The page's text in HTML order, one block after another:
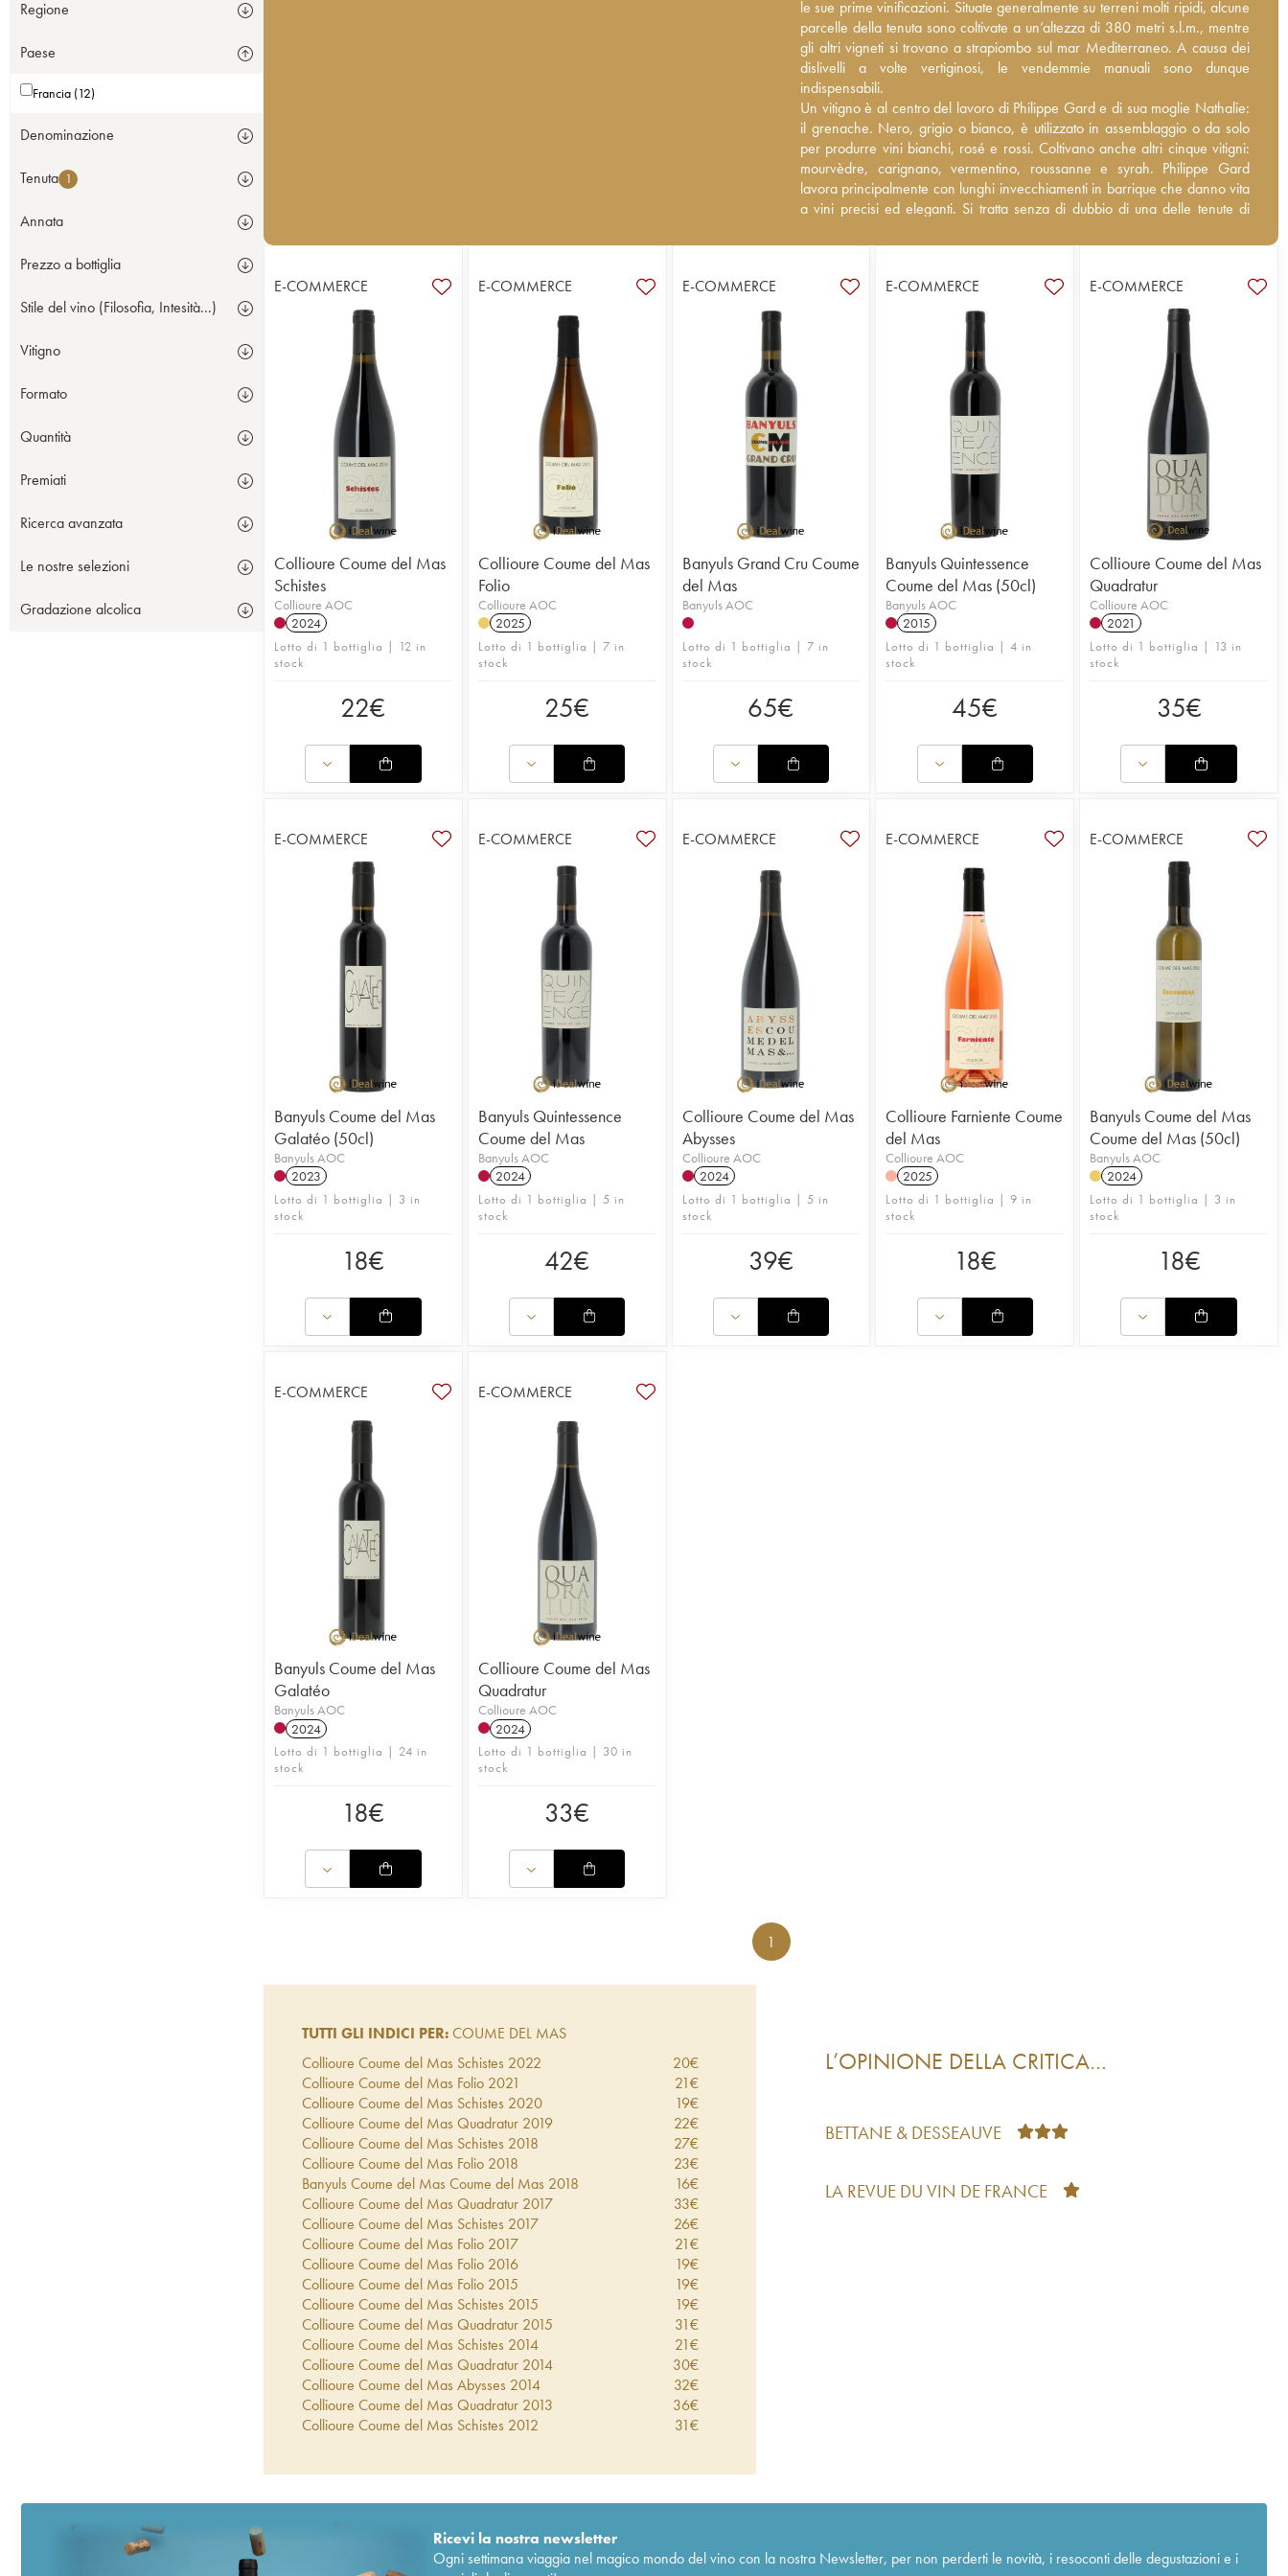
Regione
Paese
Francia (12)
Denominazione
Tenuta 1
Annata
Prezzo a bottiglia
Stile del vino (Filosofia, Intesità...)
Vitigno
Formato
Quantità
Premiati
Ricerca avanzata
Le nostre selezioni
Gradazione alcolica
sue prime vinificazioni. Situate generalmente su terreni molti ripidi, alcune
parcelle della tenuta sono coltivate a un’altezza di 380 metri s.l.m., mentre gli
altri vigneti si trovano a strapiombo sul mar Mediterraneo. A causa dei
dislivelli a volte vertiginosi, le vendemmie manuali sono dunque
indispensabili.
Un vitigno è al centro del lavoro di Philippe Gard e di sua moglie Nathalie: il
grenache. Nero, grigio o bianco, è utilizzato in assemblaggio o da solo per
produrre vini bianchi, rosé e rossi. Coltivano anche altri cinque vitigni:
mourvèdre, carignano, vermentino, roussanne e syrah. Philippe Gard lavora
principalmente con lunghi invecchiamenti in barrique che danno vita a vini
precisi ed eleganti. Si tratta senza di dubbio di una delle tenute di riferimento
regione. Che aspettate a scoprirla?
le sue prime vinificazioni. Situate generalmente su terreni molti ripidi, alcune
parcelle della tenuta sono coltivate a un’altezza di 380 metri s.l.m., mentre
gli altri vigneti si trovano a strapiombo sul mar Mediterraneo. A causa dei
dislivelli a volte vertiginosi, le vendemmie manuali sono dunque
indispensabili.
Un vitigno è al centro del lavoro di Philippe Gard e di sua moglie Nathalie:
il grenache. Nero, grigio o bianco, è utilizzato in assemblaggio o da solo
per produrre vini bianchi, rosé e rossi. Coltivano anche altri cinque vitigni:
mourvèdre, carignano, vermentino, roussanne e syrah. Philippe Gard
lavora principalmente con lunghi invecchiamenti in barrique che danno vita
a vini precisi ed eleganti. Si tratta senza di dubbio di una delle tenute di
preferite della regione. Che aspettate a scoprirla?
E-COMMERCE
Collioure Coume del Mas
Schistes
Collioure AOC
2024
Lotto di 1 bottiglia | 12 in
stock
22€
E-COMMERCE
Collioure Coume del Mas
Folio
Collioure AOC
2025
Lotto di 1 bottiglia | 7 in
stock
25€
E-COMMERCE
Banyuls Grand Cru Coume
del Mas
Banyuls AOC
Lotto di 1 bottiglia | 7 in
stock
65€
E-COMMERCE
Banyuls Quintessence
Coume del Mas (50cl)
Banyuls AOC
2015
Lotto di 1 bottiglia | 4 in
stock
45€
E-COMMERCE
Collioure Coume del Mas
Quadratur
Collioure AOC
2021
Lotto di 1 bottiglia | 13 in
stock
35€
E-COMMERCE
Banyuls Coume del Mas
Galatéo (50cl)
Banyuls AOC
2023
Lotto di 1 bottiglia | 3 in
stock
18€
E-COMMERCE
Banyuls Quintessence
Coume del Mas
Banyuls AOC
2024
Lotto di 1 bottiglia | 5 in
stock
42€
E-COMMERCE
Collioure Coume del Mas
Abysses
Collioure AOC
2024
Lotto di 1 bottiglia | 5 in
stock
39€
E-COMMERCE
Collioure Farniente Coume
del Mas
Collioure AOC
2025
Lotto di 1 bottiglia | 9 in
stock
18€
E-COMMERCE
Banyuls Coume del Mas
Coume del Mas (50cl)
Banyuls AOC
2024
Lotto di 1 bottiglia | 3 in
stock
18€
E-COMMERCE
Banyuls Coume del Mas
Galatéo
Banyuls AOC
2024
Lotto di 1 bottiglia | 24 in
stock
18€
E-COMMERCE
Collioure Coume del Mas
Quadratur
Collioure AOC
2024
Lotto di 1 bottiglia | 30 in
stock
33€
1
TUTTI GLI INDICI PER:COUME DEL MAS
Collioure Coume del Mas Schistes 2022 20€
Collioure Coume del Mas Folio 2021 21€
Collioure Coume del Mas Schistes 2020 19€
Collioure Coume del Mas Quadratur 2019 22€
Collioure Coume del Mas Schistes 2018 27€
Collioure Coume del Mas Folio 2018 23€
Banyuls Coume del Mas Coume del Mas 2018 16€
Collioure Coume del Mas Quadratur 2017 33€
Collioure Coume del Mas Schistes 2017 26€
Collioure Coume del Mas Folio 2017 21€
Collioure Coume del Mas Folio 2016 19€
Collioure Coume del Mas Folio 2015 19€
Collioure Coume del Mas Schistes 2015 19€
Collioure Coume del Mas Quadratur 2015 31€
Collioure Coume del Mas Schistes 2014 21€
Collioure Coume del Mas Quadratur 2014 30€
Collioure Coume del Mas Abysses 2014 32€
Collioure Coume del Mas Quadratur 2013 36€
Collioure Coume del Mas Schistes 2012 31€
Collioure Coume del Mas Quadratur2011 32€
Banyuls Quintessence Coume del Mas2005
Collioure Coume del Mas Quadratur2005 20€
L’OPINIONE DELLA CRITICA…
BETTANE & DESSEAUVE
LA REVUE DU VIN DE FRANCE
Ricevi la nostra newsletter
Ogni settimana viaggia nel magico mondo del vino con la nostra Newsletter, per non perderti le novità, i resoconti delle degustazioni e i